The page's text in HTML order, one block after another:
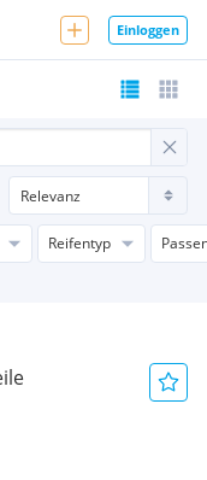
Einloggen
Reifentyp